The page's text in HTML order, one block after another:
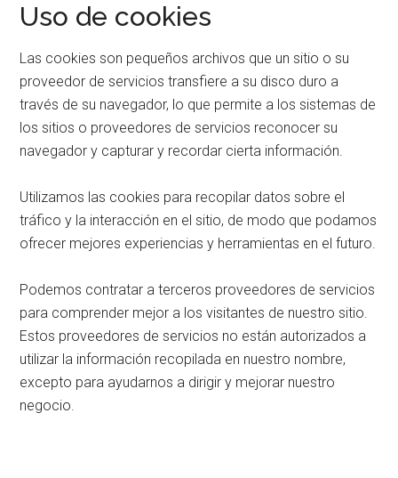
Uso de cookies
Las cookies son pequeños archivos que un sitio o su
proveedor de servicios transfiere a su disco duro a
través de su navegador, lo que permite a los sistemas de
los sitios o proveedores de servicios reconocer su
navegador y capturar y recordar cierta información.
Utilizamos las cookies para recopilar datos sobre el
tráfico y la interacción en el sitio, de modo que podamos
ofrecer mejores experiencias y herramientas en el futuro.
Podemos contratar a terceros proveedores de servicios
para comprender mejor a los visitantes de nuestro sitio.
Estos proveedores de servicios no están autorizados a
utilizar la información recopilada en nuestro nombre,
excepto para ayudarnos a dirigir y mejorar nuestro
negocio.